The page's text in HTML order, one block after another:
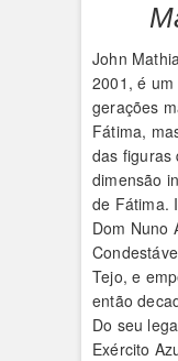
John
2001, é
gerações
Fátima,
das figuras
dimensão
de Fátima.
Dom Nuno
Tejo, e
então
Do seu
Exército